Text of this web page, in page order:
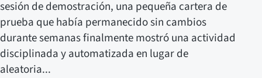
sesión de demostración, una pequeña cartera de
prueba que había permanecido sin cambios
durante semanas finalmente mostró una actividad
disciplinada y automatizada en lugar de
aleatoria...